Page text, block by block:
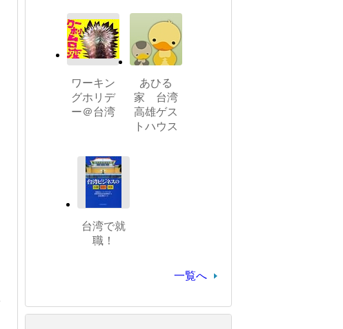
ワーキン
グホリデ
ー＠台湾
あひる
家 台湾
高雄ゲス
トハウス
台湾で就
職！
一覧へ